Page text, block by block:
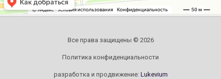
Все права защищены © 2026
Политика конфиденциальности
разработка и продвижение: Lukevium